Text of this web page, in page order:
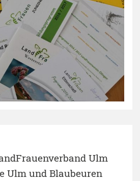
Ulm
Ulm und Blaubeuren